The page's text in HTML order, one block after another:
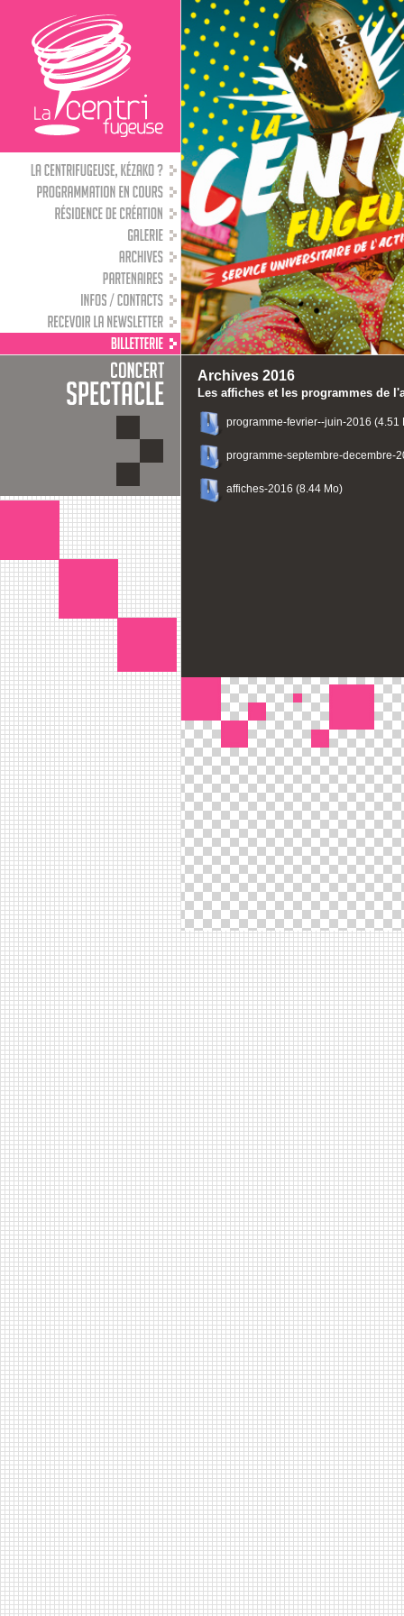
Archives 2016
Les affiches et les programmes de
programme-fevrier--juin-2016 (4.51
programme-septembre-decembre-
affiches-2016 (8.44 Mo)